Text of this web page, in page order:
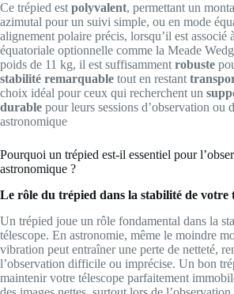
Ce trépied estpolyvalent, permettant un
azimutal pour un suivi simple, ou en mode
alignement polaire précis, lorsqu’il est associé
équatoriale optionnelle comme la Meade
poids de 11 kg, il est suffisammentrobuste
stabilité remarquable tout en restant
choix idéal pour ceux qui recherchent un
durable pour leurs sessions d’observation ou
astronomique
Pourquoi un trépied est-il essentiel pour
astronomique ?
Le rôle du trépied dans la stabilité de votre
Un trépied joue un rôle fondamental dans la
télescope. En astronomie, même le moindre
vibration peut entraîner une perte de netteté,
l’observation difficile ou imprécise. Un bon
maintenir votre télescope parfaitement